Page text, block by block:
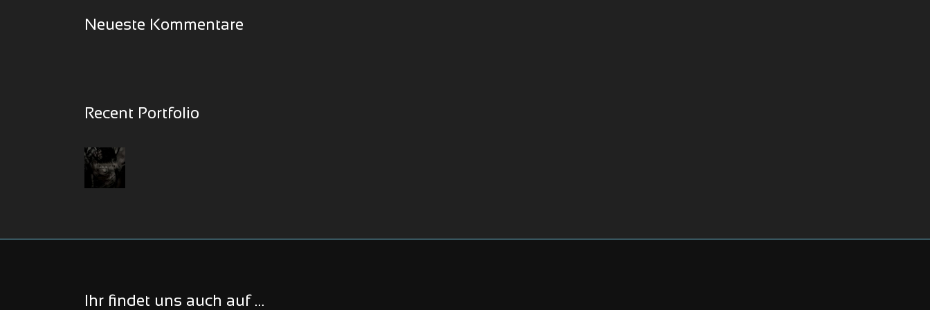
Neueste Kommentare
Recent Portfolio
Ihr findet uns auch auf …